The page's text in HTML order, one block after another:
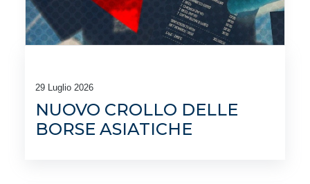
29 Luglio 2026
NUOVO CROLLO DELLE
BORSE ASIATICHE